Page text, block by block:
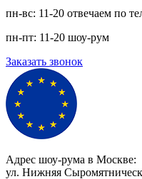
пн-вс: 11-20 отвечаем по
пн-пт: 11-20 шоу-рум
Заказать звонок
Адрес шоу-рума в Москве:
ул. Нижняя